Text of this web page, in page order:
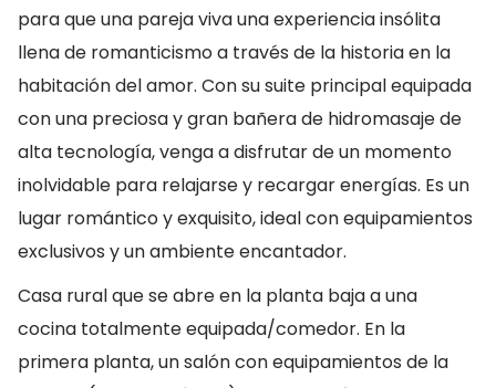
para que una pareja viva una experiencia insólita
llena de romanticismo a través de la historia en la
habitación del amor. Con su suite principal equipada
con una preciosa y gran bañera de hidromasaje de
alta tecnología, venga a disfrutar de un momento
inolvidable para relajarse y recargar energías. Es un
lugar romántico y exquisito, ideal con equipamientos
exclusivos y un ambiente encantador.
Casa rural que se abre en la planta baja a una
cocina totalmente equipada/comedor. En la
primera planta, un salón con equipamientos de la